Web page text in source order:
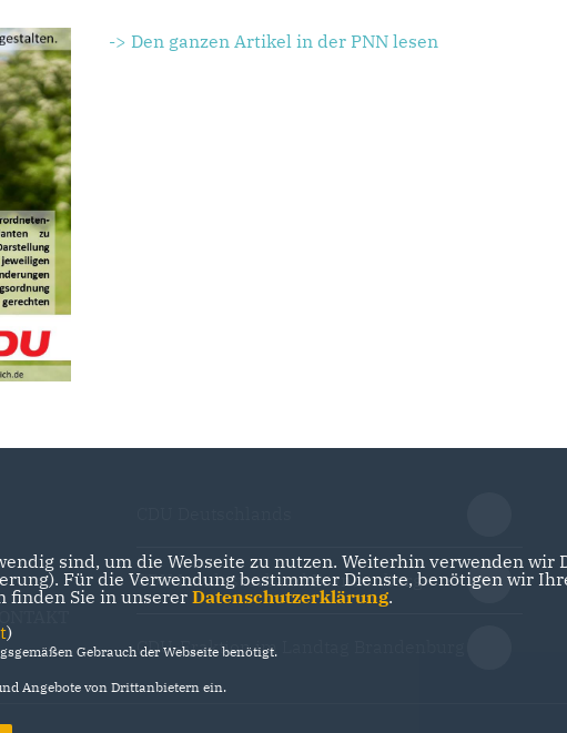
-> Den ganzen Artikel in der PNN lesen
CDU Landesverband Brandenburg
CDU-Fraktion im Landtag Brandenburg
sind, um die Webseite zu nutzen. Weiterhin verwenden
Für die Verwendung bestimmter Dienste, benötigen wir
finden Sie in unserer Datenschutzerklärung.
)
Gebrauch der Webseite benötigt.
Angebote von Drittanbietern ein.